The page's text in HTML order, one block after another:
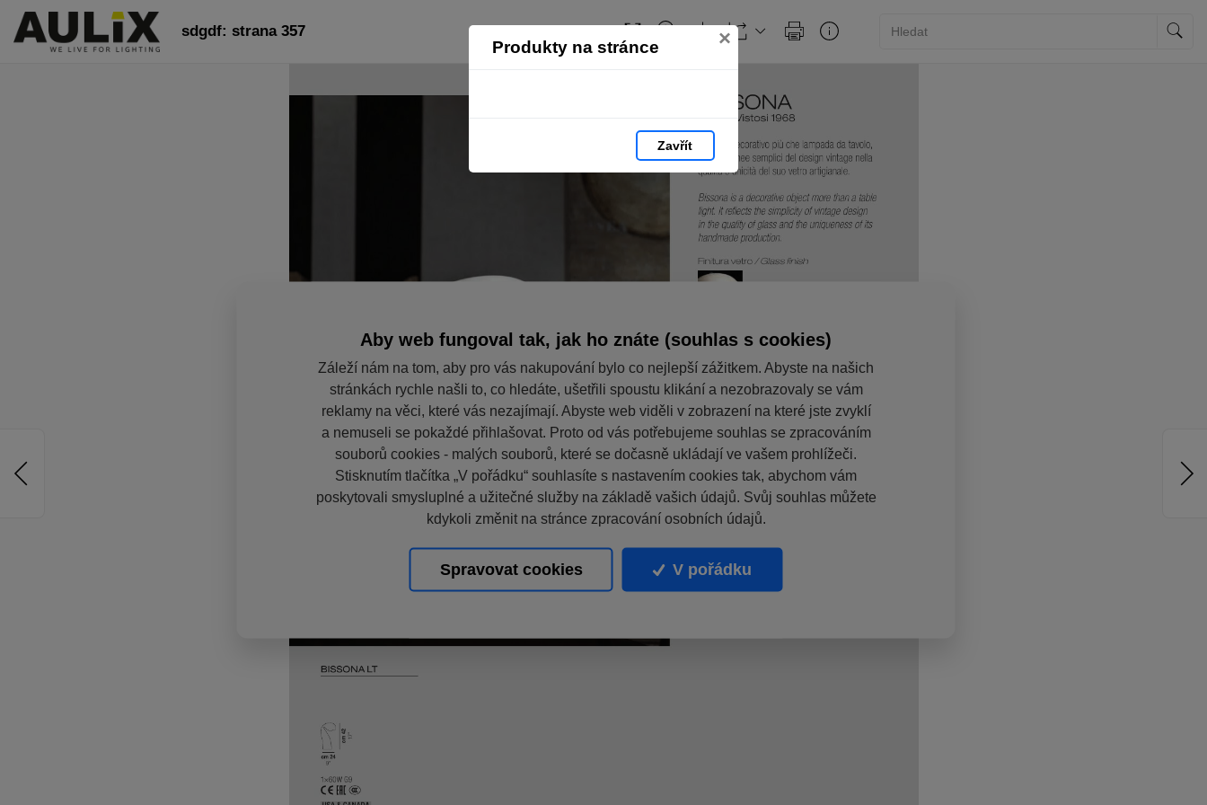
Produkty na stránce ×
Zavřít
sdgdf: strana 357
Aby web fungoval tak, jak ho znáte (souhlas s cookies)
Záleží nám na tom, aby pro vás nakupování bylo co nejlepší zážitkem. Abyste na našich
stránkách rychle našli to, co hledáte, ušetřili spoustu klikání a nezobrazovaly se vám
reklamy na věci, které vás nezajímají. Abyste web viděli v zobrazení na které jste zvyklí
a nemuseli se pokaždé přihlašovat. Proto od vás potřebujeme souhlas se zpracováním
souborů cookies - malých souborů, které se dočasně ukládají ve vašem prohlížeči.
Stisknutím tlačítka „V pořádku“ souhlasíte s nastavením cookies tak, abychom vám
poskytovali smysluplné a užitečné služby na základě vašich údajů. Svůj souhlas můžete
kdykoli změnit na stránce zpracování osobních údajů.
Spravovat cookies V pořádku